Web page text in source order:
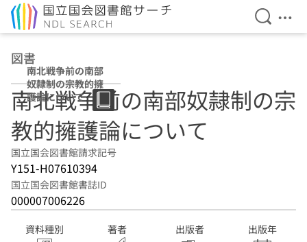
検索を
メ
図書
南北戦争前の南部
奴隷制の宗教的擁
護論について
南北戦争前の南部奴隷制の宗
教的擁護論について
国立国会図書館請求記号
Y151-H07610394
国立国会図書館書誌ID
000007006226
資料種別 著者 出版者 出版年